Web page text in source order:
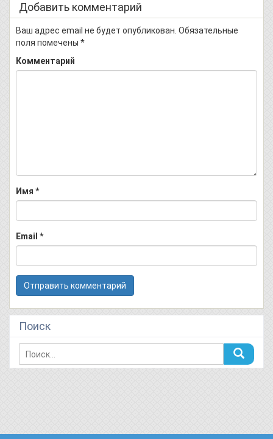
Добавить комментарий
Ваш адрес email не будет опубликован. Обязательные
поля помечены *
Комментарий
Имя *
Email *
Поиск